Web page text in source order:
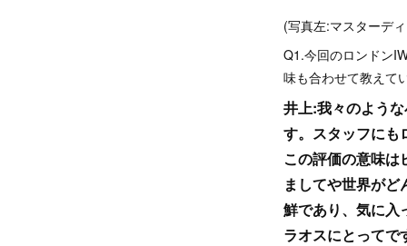
(写真左:マスターデ
Q1.今回のロンドン
味も合わせて教えて
井上:我々のよう
す。スタッフにも
この評価の意味
ましてや世界が
鮮であり、気に入
ラオスにとって